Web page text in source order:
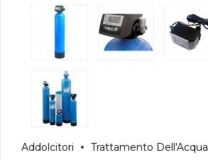
Addolcitori Trattamento Dell'Acqua